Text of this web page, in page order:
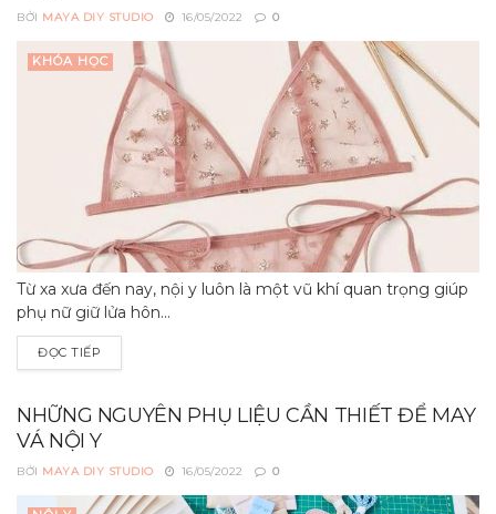
BỞI MAYA DIY STUDIO 16/05/2022 0
KHÓA HỌC
Từ xa xưa đến nay, nội y luôn là một vũ khí quan trọng giúp
phụ nữ giữ lửa hôn...
ĐỌC TIẾP
NHỮNG NGUYÊN PHỤ LIỆU CẦN THIẾT ĐỂ MAY
VÁ NỘI Y
BỞI MAYA DIY STUDIO 16/05/2022 0